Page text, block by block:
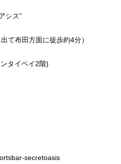
シス”
て布田方面に徒歩約4分）
タイペイ2階)
secretoasis